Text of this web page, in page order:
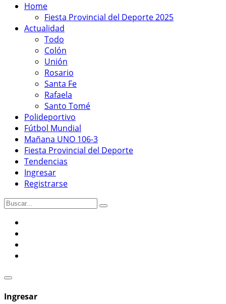
Home
Fiesta Provincial del Deporte 2025
Actualidad
Todo
Colón
Unión
Rosario
Santa Fe
Rafaela
Santo Tomé
Polideportivo
Fútbol Mundial
Mañana UNO 106-3
Fiesta Provincial del Deporte
Tendencias
Ingresar
Registrarse
Ingresar